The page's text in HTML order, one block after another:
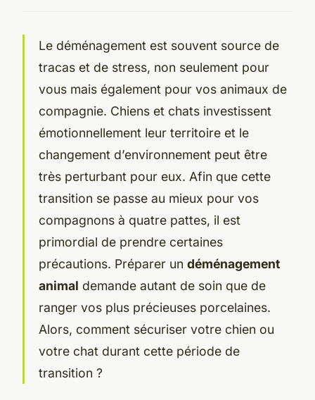
Le déménagement est souvent source de
tracas et de stress, non seulement pour
vous mais également pour vos animaux de
compagnie. Chiens et chats investissent
émotionnellement leur territoire et le
changement d’environnement peut être
très perturbant pour eux. Afin que cette
transition se passe au mieux pour vos
compagnons à quatre pattes, il est
primordial de prendre certaines
précautions. Préparer un déménagement
animal demande autant de soin que de
ranger vos plus précieuses porcelaines.
Alors, comment sécuriser votre chien ou
votre chat durant cette période de
transition ?